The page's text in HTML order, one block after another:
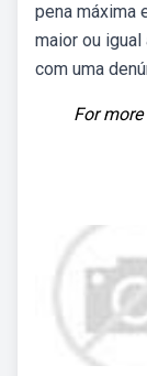
pena máxima
maior ou
com uma
For